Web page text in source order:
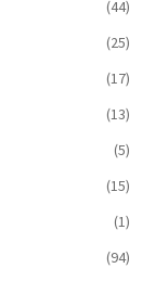
(44)
(25)
(17)
(13)
(5)
(15)
(1)
(94)